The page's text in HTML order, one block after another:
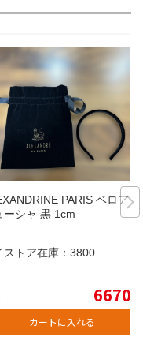
PARIS ベロアカ
ーシャ 黒 1cm
ストア在庫： 3800
6670
カートに入れる